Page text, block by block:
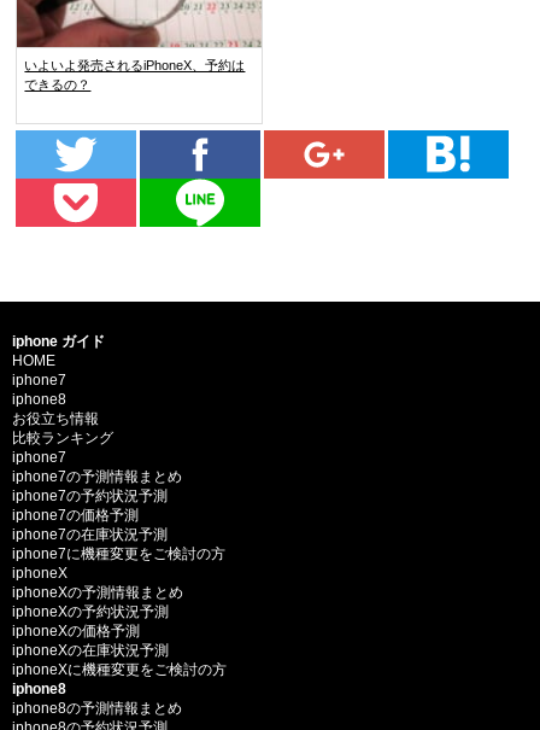
いよいよ発売されるiPhoneX、予約は
できるの？
iphone ガイド
HOME
iphone7
iphone8
お役立ち情報
比較ランキング
iphone7
iphone7の予測情報まとめ
iphone7の予約状況予測
iphone7の価格予測
iphone7の在庫状況予測
iphone7に機種変更をご検討の方
iphoneX
iphoneXの予測情報まとめ
iphoneXの予約状況予測
iphoneXの価格予測
iphoneXの在庫状況予測
iphoneXに機種変更をご検討の方
iphone8
iphone8の予測情報まとめ